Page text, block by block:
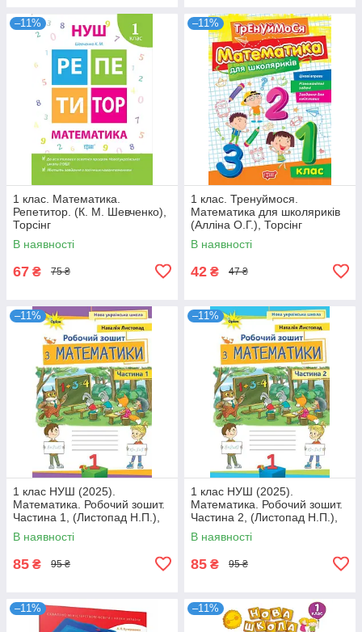
–11%
1 клас. Математика.
Репетитор. (К. М. Шевченко),
Торсінг
В наявності
67 ₴ 75 ₴
–11%
1 клас. Тренуймося.
Математика для школяриків
(Алліна О.Г.), Торсінг
В наявності
42 ₴ 47 ₴
–11%
1 клас НУШ (2025).
Математика. Робочий зошит.
Частина 1, (Листопад Н.П.),
Оріон
В наявності
85 ₴ 95 ₴
–11%
1 клас НУШ (2025).
Математика. Робочий зошит.
Частина 2, (Листопад Н.П.),
Оріон
В наявності
85 ₴ 95 ₴
–11% –11%